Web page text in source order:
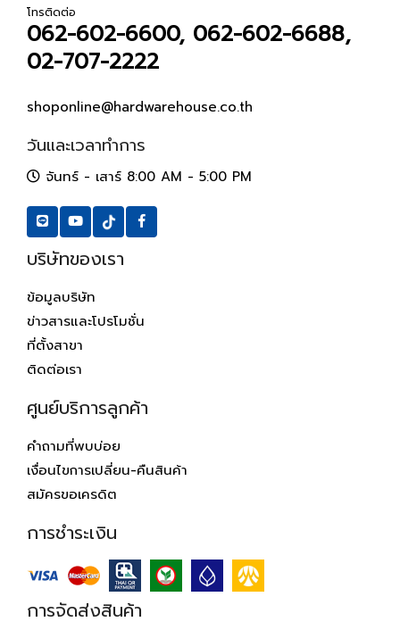
โทรติดต่อ
062-602-6600, 062-602-6688,
02-707-2222
shoponline@hardwarehouse.co.th
วันและเวลาทำการ
จันทร์ - เสาร์ 8:00 AM - 5:00 PM
บริษัทของเรา
ข้อมูลบริษัท
ข่าวสารและโปรโมชั่น
ที่ตั้งสาขา
ติดต่อเรา
ศูนย์บริการลูกค้า
คำถามที่พบบ่อย
เงื่อนไขการเปลี่ยน-คืนสินค้า
สมัครขอเครดิต
การชำระเงิน
การจัดส่งสินค้า